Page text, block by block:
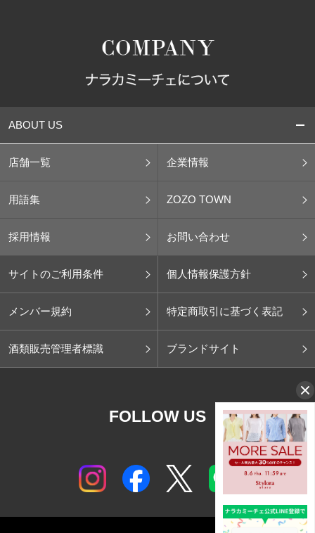
ABOUT US
店舗一覧 企業情報
用語集 ZOZO TOWN
採用情報 お問い合わせ
サイトのご利用条件 個人情報保護方針
メンバー規約 特定商取引に基づく表記
酒類販売管理者標識 ブランドサイト
FOLLOW US